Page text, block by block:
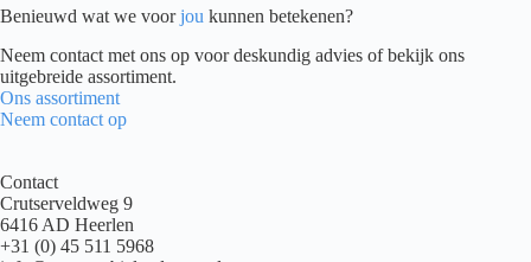
Benieuwd wat we voorjou kunnen betekenen?
Neem contact met ons op voor deskundig advies of bekijk ons
uitgebreide assortiment.
Ons assortiment
Neem contact op
Contact
Crutserveldweg 9
6416 AD Heerlen
+31 (0) 45 511 5968